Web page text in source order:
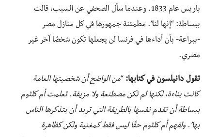
باريس عام 1833. وعندما سأل الصحفي عن السبب، قالت
ببساطة: “إنها لنا”. مطمئنة جمهورها في كل منازل مصر
-ببراعة- بأن أداءها في فرنسا لن يجعلها تكون شخصًا آخر غير
مصري.
تقول دانيلسون في كتابها: “من الواضح أن شخصيتها العامة
كانت بناءة، لكنها لم تكن مصطنعة ولا مزيفة. تعلمت أم كلثوم
ببساطة أن تقدم نفسها بالطريقة التي تريد أن يتذكرها الناس
بها”. ولفهم أم كلثوم حقًا ليس فقط كمغنية ولكن كظاهرة